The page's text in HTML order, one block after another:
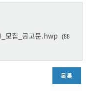
모집_공고문.hwp
(88
목록